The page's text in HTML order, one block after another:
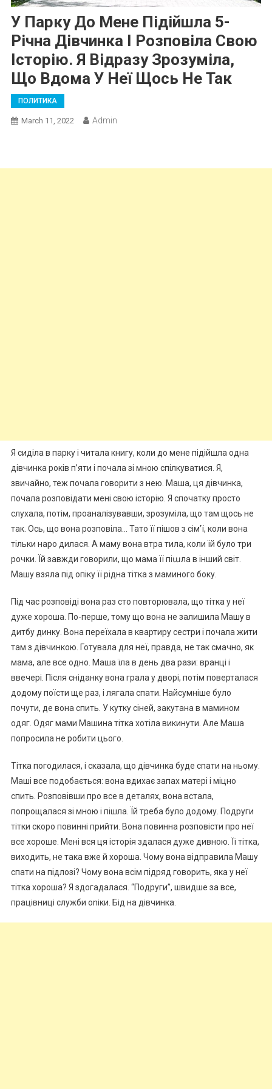
У Парку До Мене Підійшла 5-
Річна Дівчинка І Розповіла Свою
Історію. Я Відразу Зрозуміла,
Що Вдома У Неї Щось Не Так
ПОЛИТИКА
March 11, 2022 Admin
Я сиділа в парку і читала книгу, коли до мене підійшла одна
дівчинка років п’яти і почала зі мною спілкуватися. Я,
звичайно, теж почала говорити з нею. Маша, ця дівчинка,
почала розповідати мені свою історію. Я спочатку просто
слухала, потім, проаналізувавши, зрозуміла, що там щось не
так. Ось, що вона розповіла… Тато її пішов з сім’ї, коли вона
тільки наро дилася. А маму вона втра тила, коли їй було три
рочки. Їй завжди говорили, що мама її піաла в інший світ.
Машу взяла під опіку її рідна тітка з маминого боку.
Під час розповіді вона раз сто повторювала, що тітка у неї
дуже хороша. По-перше, тому що вона не залишила Машу в
дитбу динку. Вона переїхала в квартиру сестри і почала жити
там з дівчинкою. Готувала для неї, правда, не так смачно, як
мама, але все одно. Маша їла в день два рази: вранці і
ввечері. Після сніданку вона грала у дворі, потім поверталася
додому поїсти ще раз, і лягала спати. Найсумніше було
почути, де вона спить. У кутку сіней, закутана в мамином
одяг. Одяг мами Машина тітка хотіла викинути. Але Маша
попросила не робити цього.
Тітка погодилася, і сказала, що дівчинка буде спати на ньому.
Маші все подобається: вона вдихає запах матері і міцно
спить. Розповівши про все в деталях, вона встала,
попрощалася зі мною і пішла. Їй треба було додому. Подруги
тітки скоро повинні прийти. Вона повинна розповісти про неї
все хороше. Мені вся ця історія здалася дуже дивною. Її тітка,
виходить, не така вже й хороша. Чому вона відправила Машу
спати на підлозі? Чому вона всім підряд говорить, яка у неї
тітка хороша? Я здогадалася. “Подруги”, швидше за все,
працівниці служби оnіки. Бід на дівчинка.